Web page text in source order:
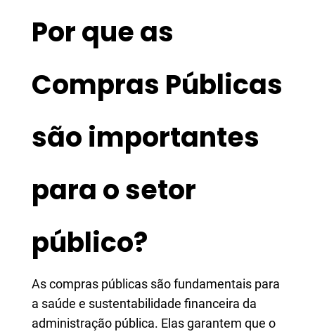
Por que as
Compras Públicas
são importantes
para o setor
público?
As compras públicas são fundamentais para
a saúde e sustentabilidade financeira da
administração pública. Elas garantem que o